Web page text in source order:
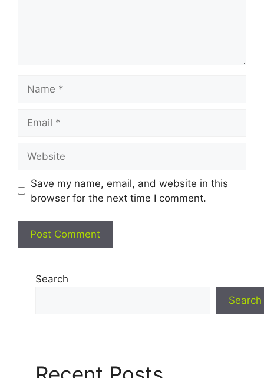
Save my name, email, and website in this
browser for the next time I comment.
Search
Search